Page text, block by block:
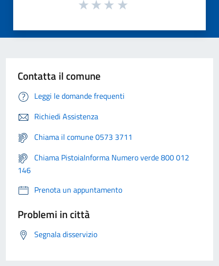
Contatta il comune
Leggi le domande frequenti
Richiedi Assistenza
Chiama il comune 0573 3711
Chiama PistoiaInforma Numero verde 800 012
146
Prenota un appuntamento
Problemi in città
Segnala disservizio